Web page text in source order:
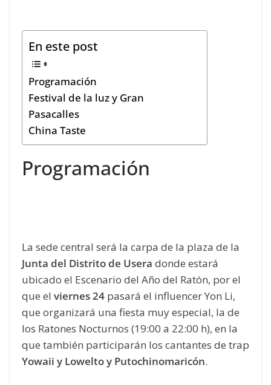
En este post
Programación
Festival de la luz y Gran
Pasacalles
China Taste
Programación
La sede central será la carpa de la plaza de la
Junta del Distrito de Usera donde estará
ubicado el Escenario del Año del Ratón, por el
que el viernes 24 pasará el influencer Yon Li,
que organizará una fiesta muy especial, la de
los Ratones Nocturnos (19:00 a 22:00 h), en la
que también participarán los cantantes de trap
Yowaii y Lowelto y Putochinomaricón.